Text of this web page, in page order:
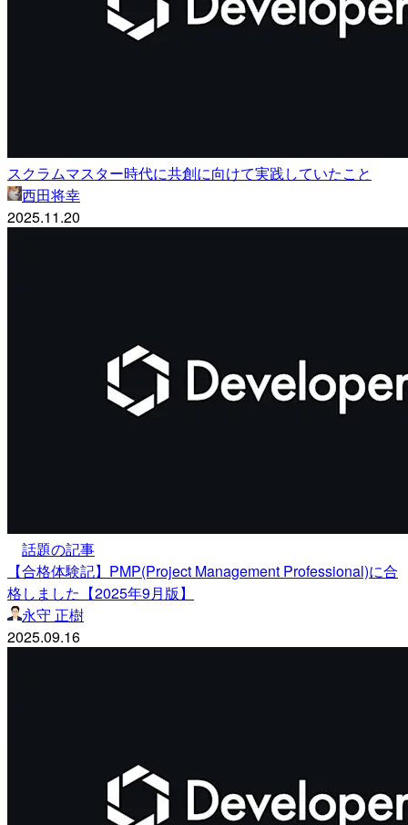
スクラムマスター時代に共創に向けて実践していたこと
西田将幸
2025.11.20
話題の記事
【合格体験記】PMP(Project Management Professional)に合
格しました【2025年9月版】
永守 正樹
2025.09.16